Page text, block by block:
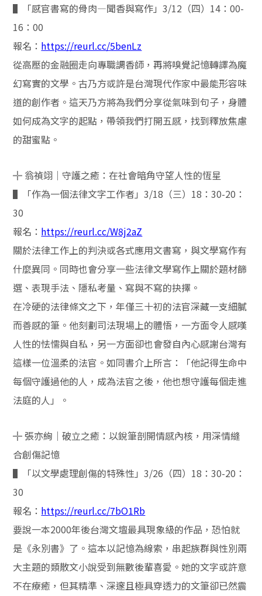
▌「感官書寫的骨肉—聞香與寫作」3/12 （四） 14 ：00-
16 ：00
報名： https://reurl.cc/5benLz
從高壓的金融圈走向專職調香師，再將嗅覺記憶轉譯為魔
幻寫實的文學。古乃方或許是台灣現代作家中最能形容味
道的創作者。這天乃方將為我們分享從氣味到句子，身體
如何成為文字的起點，帶領我們打開五感，找到釋放焦慮
的甜蜜點。
╬翁禎翊｜守護之癒：在社會暗角守望人性的恆星
▌「作為一個法律文字工作者」3/18 （三） 18 ：30-20 ：
30
報名： https://reurl.cc/W8j2aZ
關於法律工作上的判決或各式應用文書寫，與文學寫作有
什麼異同。同時也會分享一些法律文學寫作上關於題材篩
選、表現手法、隱私考量、寫與不寫的抉擇。
在冷硬的法律條文之下，年僅三十初的法官深藏一支細膩
而善感的筆。他刻劃司法現場上的體悟，一方面令人感嘆
人性的怯懦與自私，另一方面卻也會發自內心感謝台灣有
這樣一位溫柔的法官。如同書介上所言：「他記得生命中
每個守護過他的人，成為法官之後，他也想守護每個走進
法庭的人」。
╬ 張亦絢｜破立之癒：以銳筆剖開情感內核，用深情縫
合創傷記憶
▌「以文學處理創傷的特殊性」3/26 （四） 18 ：30-20 ：
30
報名： https://reurl.cc/7bO1Rb
要說一本2000年後台灣文壇最具現象級的作品，恐怕就
是《永別書》了。這本以記憶為線索，串起族群與性別兩
大主題的類散文小說受到無數後輩喜愛。她的文字或許意
不在療癒，但其精準、深邃且極具穿透力的文筆卻已然震